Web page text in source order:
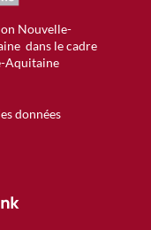
Nouvelle-
dans le cadre
Aquitaine
données